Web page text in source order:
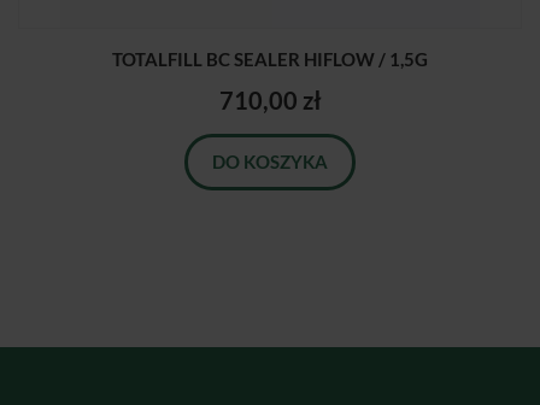
TOTALFILL BC SEALER HIFLOW / 1,5G
710,00 zł
DO KOSZYKA